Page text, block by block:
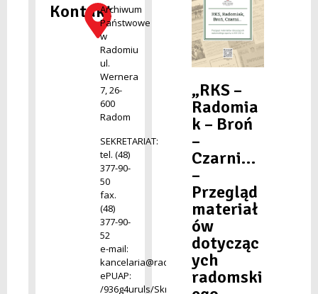
KontaktArchiwum
Państwowe
w
Radomiu
ul.
Wernera
7, 26-
600
Radom
SEKRETARIAT:
tel. (48)
377-90-
50
fax.
(48)
377-90-
52
e-mail:
kancelaria@radom.archiwa.gov.pl
ePUAP:
/936g4uruls/SkrytkaESP
„RKS –
Radomia
k – Broń
–
Czarni…
–
Przegląd
materiał
ów
dotycząc
ych
radomski